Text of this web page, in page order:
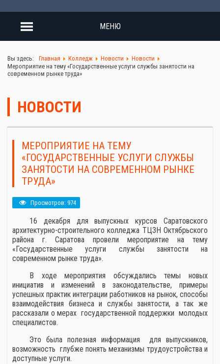
МЕНЮ
Вы здесь: Главная Колледж Новости
Новости
Мероприятие на тему «Государственные услуги службы занятости на
современном рынке труда»
НОВОСТИ
МЕРОПРИЯТИЕ НА ТЕМУ
«ГОСУДАРСТВЕННЫЕ УСЛУГИ СЛУЖБЫ
ЗАНЯТОСТИ НА СОВРЕМЕННОМ РЫНКЕ
ТРУДА»
Просмотров: 974
16 декабря для выпускных курсов Саратовского
архитектурно-строительного колледжа ТЦЗН Октябрьского
района г. Саратова провели мероприятие на тему
«Государственные услуги службы занятости на
современном рынке труда».
В ходе мероприятия обсуждались темы новых
инициатив и изменений в законодательстве, примеры
успешных практик интеграции работников на рынок, способы
взаимодействия бизнеса и службы занятости, а так же
рассказали о мерах государственной поддержки молодых
специалистов.
Это была полезная информация для выпускников,
возможность глубже понять механизмы трудоустройства и
доступные услуги.